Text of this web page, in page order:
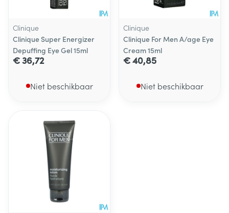
Clinique
Clinique Super Energizer
Depuffing Eye Gel 15ml
€ 36,72
Niet beschikbaar
Clinique
Clinique For Men A/age Eye
Cream 15ml
€ 40,85
Niet beschikbaar